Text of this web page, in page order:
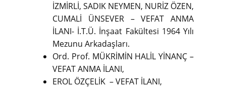
İZMİRLİ, SADIK NEYMEN, NURİZ ÖZEN,
CUMALİ ÜNSEVER – VEFAT ANMA
İLANI- İ.T.Ü. İnşaat Fakültesi 1964 Yılı
Mezunu Arkadaşları.
Ord. Prof. MÜKRİMİN HALİL YİNANÇ –
VEFAT ANMA İLANI,
EROL ÖZÇELİK – VEFAT İLANI,